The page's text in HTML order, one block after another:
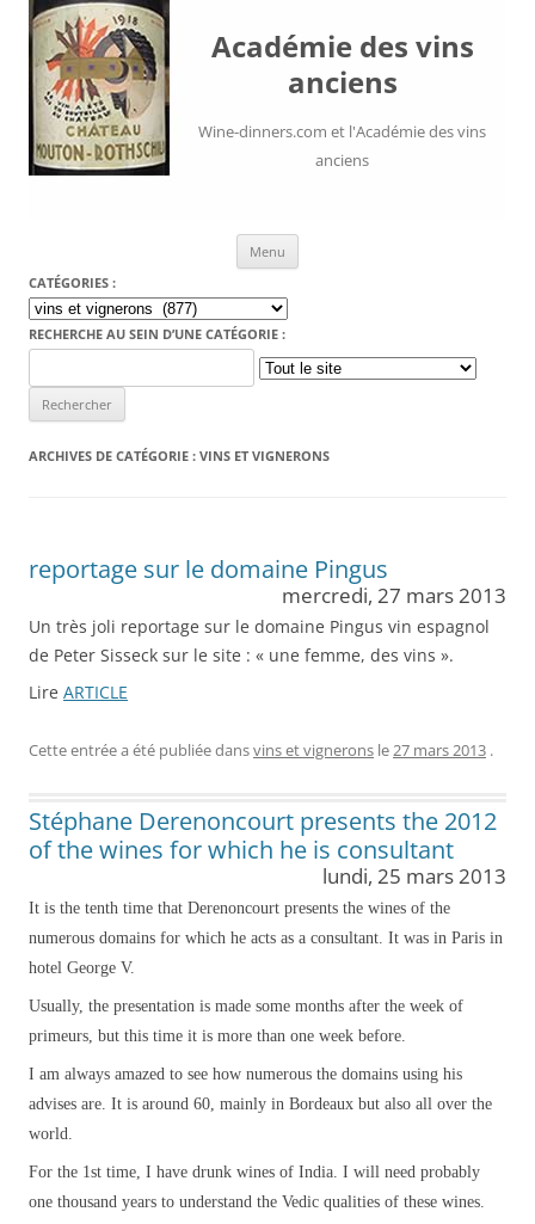
Académie des vins
anciens
Wine-dinners.com et l'Académie des vins
anciens
Menu
CATÉGORIES :
Catégories
:
RECHERCHE AU SEIN D’UNE CATÉGORIE :
for:
ARCHIVES DE CATÉGORIE : VINS ET VIGNERONS
reportage sur le domaine Pingus
mercredi, 27 mars 2013
Un très joli reportage sur le domaine Pingus vin espagnol
de Peter Sisseck sur le site : « une femme, des vins ».
Lire ARTICLE
Cette entrée a été publiée dansvins et vignerons le27 mars 2013 .
Stéphane Derenoncourt presents the 2012
of the wines for which he is consultant
lundi, 25 mars 2013
It is the tenth time that Derenoncourt presents the wines of the
numerous domains for which he acts as a consultant. It was in Paris in
hotel George V.
Usually, the presentation is made some months after the week of
primeurs, but this time it is more than one week before.
I am always amazed to see how numerous the domains using his
advises are. It is around 60, mainly in Bordeaux but also all over the
world.
For the 1st time, I have drunk wines of India. I will need probably
one thousand years to understand the Vedic qualities of these wines.